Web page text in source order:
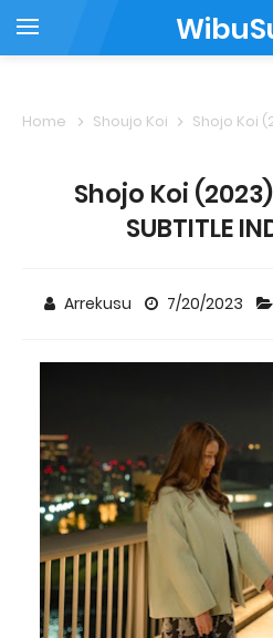
Home Shoujo Koi Shojo Koi
Shojo Koi
SUBTITLE
Arrekusu 7/20/2023